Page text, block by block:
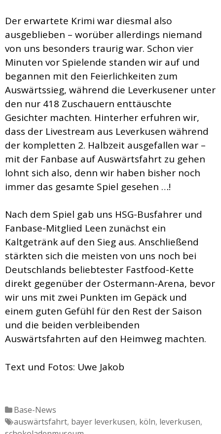
Der erwartete Krimi war diesmal also
ausgeblieben – worüber allerdings niemand
von uns besonders traurig war. Schon vier
Minuten vor Spielende standen wir auf und
begannen mit den Feierlichkeiten zum
Auswärtssieg, während die Leverkusener unter
den nur 418 Zuschauern enttäuschte
Gesichter machten. Hinterher erfuhren wir,
dass der Livestream aus Leverkusen während
der kompletten 2. Halbzeit ausgefallen war –
mit der Fanbase auf Auswärtsfahrt zu gehen
lohnt sich also, denn wir haben bisher noch
immer das gesamte Spiel gesehen …!
Nach dem Spiel gab uns HSG-Busfahrer und
Fanbase-Mitglied Leen zunächst ein
Kaltgetränk auf den Sieg aus. Anschließend
stärkten sich die meisten von uns noch bei
Deutschlands beliebtester Fastfood-Kette
direkt gegenüber der Ostermann-Arena, bevor
wir uns mit zwei Punkten im Gepäck und
einem guten Gefühl für den Rest der Saison
und die beiden verbleibenden
Auswärtsfahrten auf den Heimweg machten.
Text und Fotos: Uwe Jakob
Katgeorien
Base-News
Tags
auswärtsfahrt, bayer leverkusen, köln, leverkusen,